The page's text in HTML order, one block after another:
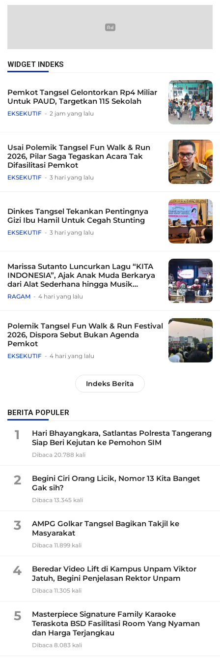
WIDGET INDEKS
Pemkot Tangsel Gelontorkan Rp4 Miliar
Untuk PAUD, Targetkan 115 Sekolah
EKSEKUTIF 2 jam yang lalu
Usai Polemik Tangsel Fun Walk & Run
2026, Pilar Saga Tegaskan Acara Tak
Difasilitasi Pemkot
EKSEKUTIF 3 hari yang lalu
Dinkes Tangsel Tekankan Pentingnya
Gizi Ibu Hamil Untuk Cegah Stunting
EKSEKUTIF 3 hari yang lalu
Marissa Sutanto Luncurkan Lagu “KITA
INDONESIA”, Ajak Anak Muda Berkarya
dari Alat Sederhana hingga Musik
Tradisional
RAGAM 4 hari yang lalu
Polemik Tangsel Fun Walk & Run Festival
2026, Dispora Sebut Bukan Agenda
Pemkot
EKSEKUTIF 4 hari yang lalu
Indeks Berita
BERITA POPULER
1
Hari Bhayangkara, Satlantas Polresta Tangerang
Siap Beri Kejutan ke Pemohon SIM
Dibaca 20.788 kali
2
Begini Ciri Orang Licik, Nomor 13 Kita Banget
Gak sih?
Dibaca 13.345 kali
3
AMPG Golkar Tangsel Bagikan Takjil ke
Masyarakat
Dibaca 11.899 kali
4
Beredar Video Lift di Kampus Unpam Viktor
Jatuh, Begini Penjelasan Rektor Unpam
Dibaca 11.305 kali
5
Masterpiece Signature Family Karaoke
Teraskota BSD Fasilitasi Room Yang Nyaman
dan Harga Terjangkau
Dibaca 8.083 kali